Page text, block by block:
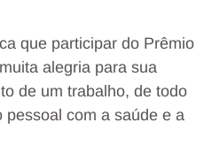
que participar do Prêmio
alegria para sua
de um trabalho, de todo
com a saúde e a